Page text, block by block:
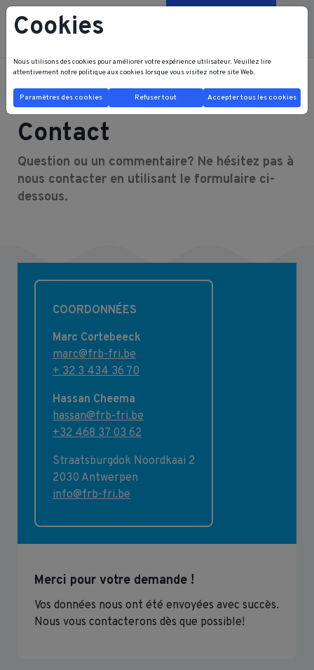
FRB FRI HOME Contact
Contact
Question ou un commentaire? Ne hésitez pas à
nous contacter en utilisant le formulaire ci-
dessous.
COORDONNÉES
Marc Cortebeeck
marc@frb-fri.be
+ 32 3 434 36 70
Hassan Cheema
hassan@frb-fri.be
+32 468 37 03 62
Straatsburgdok Noordkaai 2
2030 Antwerpen
info@frb-fri.be
Merci pour votre demande !
Vos données nous ont été envoyées avec succès.
Nous vous contacterons dès que possible!
Cookies
Nous utilisons des cookies pour améliorer votre expérience utilisateur. Veuillez lire
attentivement notre politique aux cookies lorsque vous visitez notre site Web.
Paramètres des cookies Refuser tout Accepter tous les cookies